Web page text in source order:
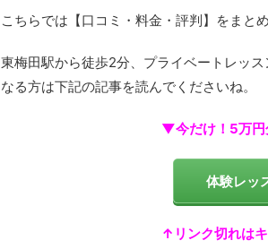
こちらでは【口コミ・料金・評判】をまとめ
東梅田駅から徒歩2分、プライベートレッ
なる方は下記の記事を読んでくださいね。
▼今だけ！5万
体験レッ
↑リンク切れは